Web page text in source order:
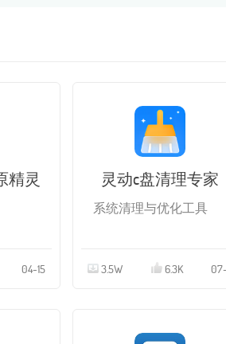
精灵
04-15
灵动c盘清理专家
系统清理与优化工具
3.5W 6.3K 07-